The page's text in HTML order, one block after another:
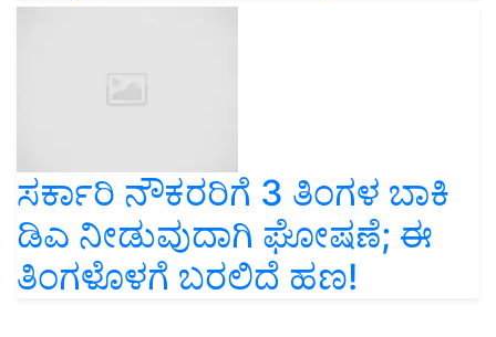
ಸರ್ಕಾರಿ ನೌಕರರಿಗೆ 3 ತಿಂಗಳ ಬಾಕಿ
ಡಿಎ ನೀಡುವುದಾಗಿ ಘೋಷಣೆ; ಈ
ತಿಂಗಳೊಳಗೆ ಬರಲಿದೆ ಹಣ!